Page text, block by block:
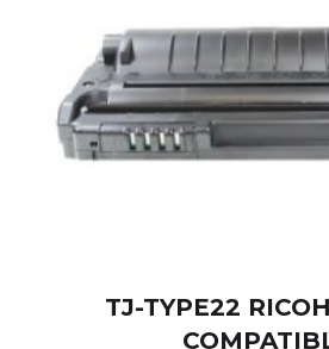
TJ-TYPE22